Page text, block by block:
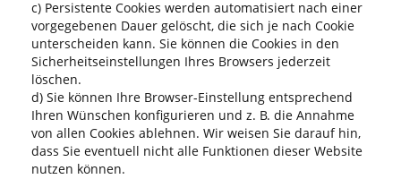
c) Persistente Cookies werden automatisiert nach einer
vorgegebenen Dauer gelöscht, die sich je nach Cookie
unterscheiden kann. Sie können die Cookies in den
Sicherheitseinstellungen Ihres Browsers jederzeit
löschen.
d) Sie können Ihre Browser-Einstellung entsprechend
Ihren Wünschen konfigurieren und z. B. die Annahme
von allen Cookies ablehnen. Wir weisen Sie darauf hin,
dass Sie eventuell nicht alle Funktionen dieser Website
nutzen können.